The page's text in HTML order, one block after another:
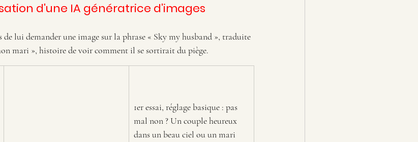
d'une IA génératrice d'images
lui demander une image sur la phrase « Sky my husband », traduite
mari », histoire de voir comment il se sortirait du piège.
1er essai, réglage basique : pas
mal non ? Un couple heureux
dans un beau ciel ou un mari